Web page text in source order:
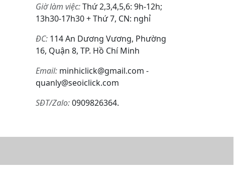
Giờ làm việc:Thứ 2,3,4,5,6: 9h-12h;
13h30-17h30 + Thứ 7, CN: nghỉ
ĐC: 114 An Dương Vương, Phường
16, Quận 8, TP. Hồ Chí Minh
Email: minhiclick@gmail.com -
quanly@seoiclick.com
SĐT/Zalo:0909826364.